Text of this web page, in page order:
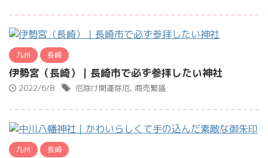
九州 長崎
伊勢宮（長崎）｜長崎市で必ず参拝したい神社
2022/6/8 厄除け開運除厄, 商売繁盛
九州 長崎